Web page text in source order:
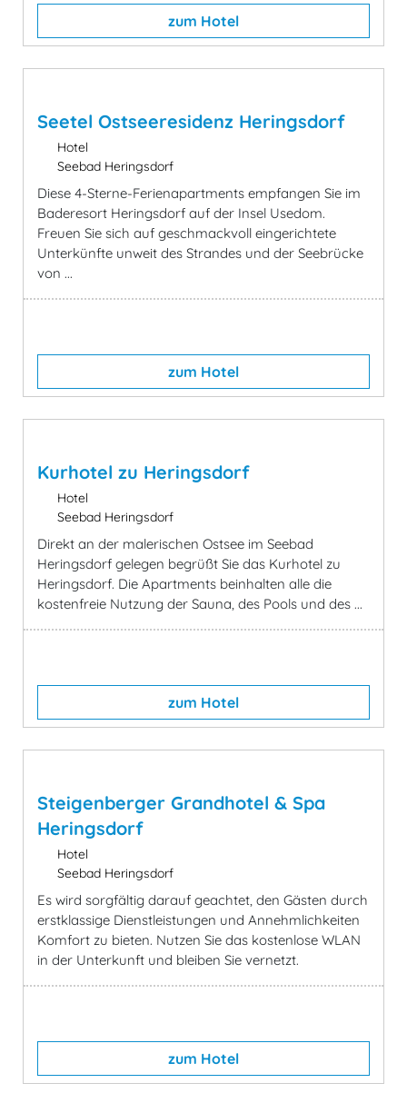
zum Hotel
Seetel Ostseeresidenz Heringsdorf
Hotel
Seebad Heringsdorf
Diese 4-Sterne-Ferienapartments empfangen Sie im
Baderesort Heringsdorf auf der Insel Usedom.
Freuen Sie sich auf geschmackvoll eingerichtete
Unterkünfte unweit des Strandes und der Seebrücke
von ...
zum Hotel
Kurhotel zu Heringsdorf
Hotel
Seebad Heringsdorf
Direkt an der malerischen Ostsee im Seebad
Heringsdorf gelegen begrüßt Sie das Kurhotel zu
Heringsdorf. Die Apartments beinhalten alle die
kostenfreie Nutzung der Sauna, des Pools und des ...
zum Hotel
Steigenberger Grandhotel & Spa
Heringsdorf
Hotel
Seebad Heringsdorf
Es wird sorgfältig darauf geachtet, den Gästen durch
erstklassige Dienstleistungen und Annehmlichkeiten
Komfort zu bieten. Nutzen Sie das kostenlose WLAN
in der Unterkunft und bleiben Sie vernetzt.
zum Hotel